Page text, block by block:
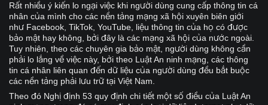
Rất nhiều ý kiến lo ngại việc khi người dùng cung cấp thông tin cá
nhân của mình cho các nền tảng mạng xã hội xuyên biên giới
như Facebook, TikTok, YouTube, liệu thông tin của họ có được
bảo mật hay không, bởi đây là các mạng xã hội của nước ngoài.
Tuy nhiên, theo các chuyên gia bảo mật, người dùng không cần
phải lo lắng về việc này, bởi theo Luật An ninh mạng, các thông
tin cá nhân liên quan đến dữ liệu của người dùng đều bắt buộc
các nền tảng phải lưu trữ tại Việt Nam.
Theo đó Nghị định 53 quy định chi tiết một số điều của Luật An